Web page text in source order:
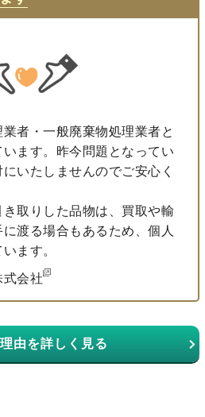
者・一般廃棄物処理業者と
ます。昨今問題となってい
いたしませんのでご安心く
取りした品物は、買取や輸
渡る場合もあるため、個人
ます。
式会社
由を詳しく見る